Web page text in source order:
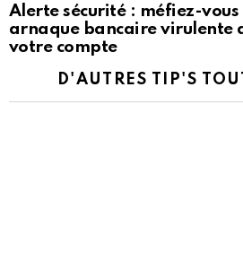
Alerte sécurité : méfiez-
arnaque bancaire virulente
votre compte
D'AUTRES TIP'S